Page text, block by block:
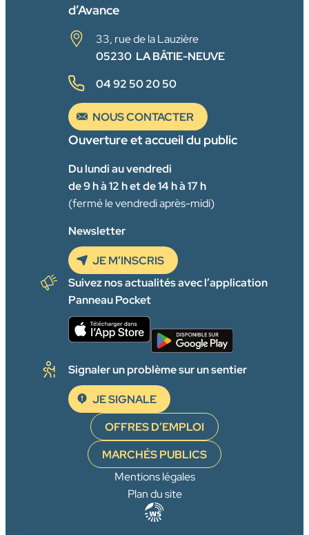
d’Avance
33, rue de la Lauzière
05230 LA BÂTIE-NEUVE
04 92 50 20 50
NOUS CONTACTER
Ouverture et accueil du public
Du lundi au vendredi
de 9 h à 12 h et de 14 h à 17 h
(fermé le vendredi après-midi)
Newsletter
JE M’INSCRIS
Suivez nos actualités avec l’application
Panneau Pocket
Signaler un problème sur un sentier
JE SIGNALE
OFFRES D’EMPLOI
MARCHÉS PUBLICS
Mentions légales
Plan du site
Agence